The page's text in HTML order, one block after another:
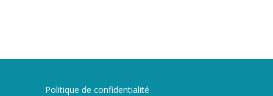
Politique de confidentialité